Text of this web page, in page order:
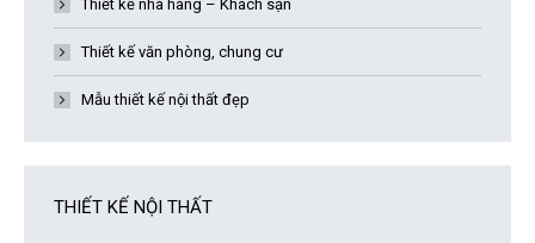
Thiết kế nhà hàng – Khách sạn
Thiết kế văn phòng, chung cư
Mẫu thiết kế nội thất đẹp
THIẾT KẾ NỘI THẤT